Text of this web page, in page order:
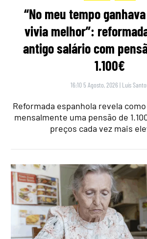
“No meu tempo
vivia melhor”:
antigo salário com
1.100€
16:10 5 Agosto, 2026 | Luís
Reformada espanhola revela
mensalmente uma pensão de
preços cada vez mais